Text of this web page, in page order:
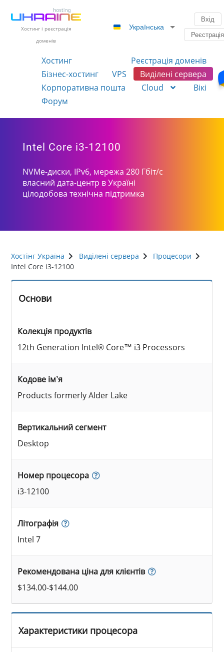
Хостинг і реєстрація
доменів
Українська
Вхід
Реєстрація
Хостинг
Реєстрація доменів
Бізнес-хостинг
VPS
Виділені сервера
Корпоративна пошта
Cloud
Вікі
Форум
Intel Core i3-12100
NVMe-диски, IPv6, мережа 280 Гбіт/с
власний дата-центр в Україні
цілодобова технічна підтримка
Хостінг Україна Виділені сервера
Процесори
Intel Core i3-12100
Основи
Колекція продуктів
12th Generation Intel® Core™ i3 Processors
Кодове ім’я
Products formerly Alder Lake
Вертикальний сегмент
Desktop
Номер процесора
i3-12100
Літографія
Intel 7
Рекомендована ціна для клієнтів
$134.00-$144.00
Характеристики процесора